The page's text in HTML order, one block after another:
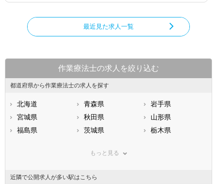
最近見た求人一覧
作業療法士の求人を絞り込む
都道府県から作業療法士の求人を探す
北海道 青森県
岩手県
宮城県
秋田県
山形県
福島県
茨城県
栃木県
神奈川県
石川県
福井県
もっと見る
近隣で公開求人が多い駅はこちら